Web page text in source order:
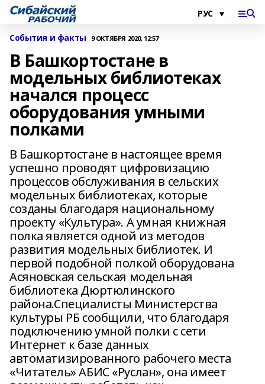
События и факты 9 ОКТЯБРЯ 2020, 12:57
В Башкортостане в
модельных библиотеках
начался процесс
оборудования умными
полками
В Башкортостане в настоящее время
успешно проводят цифровизацию
процессов обслуживания в сельских
модельных библиотеках, которые
созданы благодаря национальному
проекту «Культура». А умная книжная
полка является одной из методов
развития модельных библиотек. И
первой подобной полкой оборудована
Асяновская сельская модельная
библиотека Дюртюлинского
района.Специалисты Министерства
культуры РБ сообщили, что благодаря
подключению умной полки с сети
Интернет к базе данных
автоматизированного рабочего места
«Читатель» АБИС «Руслан», она имеет